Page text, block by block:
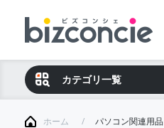
カテゴリ一覧
ホーム パソコン関連用品